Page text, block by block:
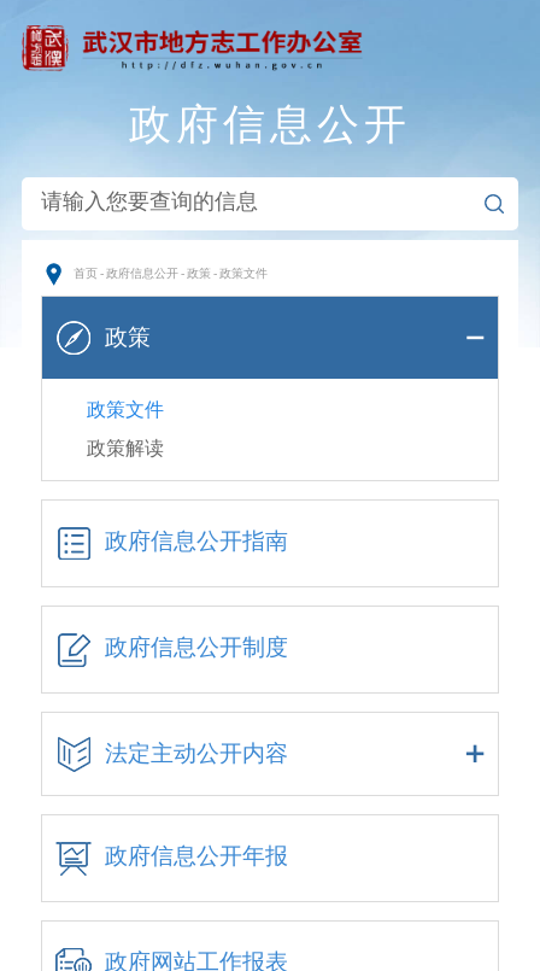
政府信息公开
首页 - 政府信息公开 - 政策 - 政策文件
政策
政策文件
政策解读
政府信息公开指南
政府信息公开制度
法定主动公开内容
政府信息公开年报
政府网站工作报表